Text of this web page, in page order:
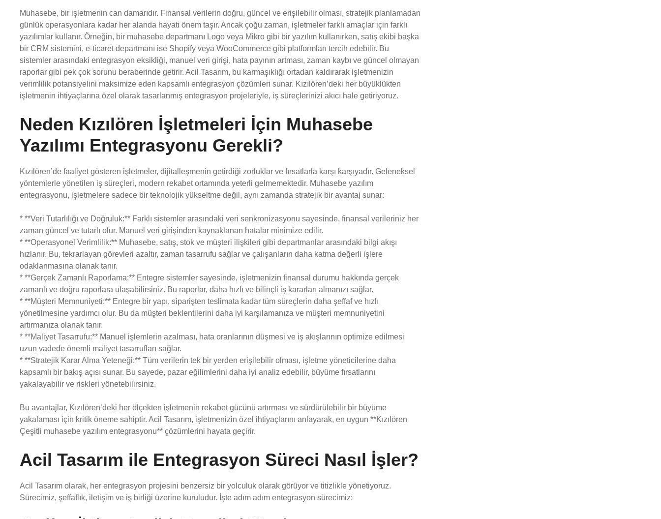
Muhasebe, bir işletmenin can damarıdır. Finansal verilerin doğru, güncel ve erişilebilir olması, stratejik planlamadan
günlük operasyonlara kadar her alanda hayati önem taşır. Ancak çoğu zaman, işletmeler farklı amaçlar için farklı
yazılımlar kullanır. Örneğin, bir muhasebe departmanı Logo veya Mikro gibi bir yazılım kullanırken, satış ekibi başka
bir CRM sistemini, e-ticaret departmanı ise Shopify veya WooCommerce gibi platformları tercih edebilir. Bu
sistemler arasındaki entegrasyon eksikliği, manuel veri girişi, hata payının artması, zaman kaybı ve güncel olmayan
raporlar gibi pek çok sorunu beraberinde getirir. Acil Tasarım, bu karmaşıklığı ortadan kaldırarak işletmenizin
verimlilik potansiyelini maksimize eden kapsamlı entegrasyon çözümleri sunar. Kızılören’deki her büyüklükten
işletmenin ihtiyaçlarına özel olarak tasarlanmış entegrasyon projeleriyle, iş süreçlerinizi akıcı hale getiriyoruz.
Neden Kızılören İşletmeleri İçin Muhasebe
Yazılımı Entegrasyonu Gerekli?
Kızılören’de faaliyet gösteren işletmeler, dijitalleşmenin getirdiği zorluklar ve fırsatlarla karşı karşıyadır. Geleneksel
yöntemlerle yönetilen iş süreçleri, modern rekabet ortamında yeterli gelmemektedir. Muhasebe yazılım
entegrasyonu, işletmelere sadece bir teknolojik yükseltme değil, aynı zamanda stratejik bir avantaj sunar:
* **Veri Tutarlılığı ve Doğruluk:** Farklı sistemler arasındaki veri senkronizasyonu sayesinde, finansal verileriniz her
zaman güncel ve tutarlı olur. Manuel veri girişinden kaynaklanan hatalar minimize edilir.
* **Operasyonel Verimlilik:** Muhasebe, satış, stok ve müşteri ilişkileri gibi departmanlar arasındaki bilgi akışı
hızlanır. Bu, tekrarlayan görevleri azaltır, zaman tasarrufu sağlar ve çalışanların daha katma değerli işlere
odaklanmasına olanak tanır.
* **Gerçek Zamanlı Raporlama:** Entegre sistemler sayesinde, işletmenizin finansal durumu hakkında gerçek
zamanlı ve doğru raporlara ulaşabilirsiniz. Bu raporlar, daha hızlı ve bilinçli iş kararları almanızı sağlar.
* **Müşteri Memnuniyeti:** Entegre bir yapı, siparişten teslimata kadar tüm süreçlerin daha şeffaf ve hızlı
yönetilmesine yardımcı olur. Bu da müşteri beklentilerini daha iyi karşılamanıza ve müşteri memnuniyetini
artırmanıza olanak tanır.
* **Maliyet Tasarrufu:** Manuel işlemlerin azalması, hata oranlarının düşmesi ve iş akışlarının optimize edilmesi
uzun vadede önemli maliyet tasarrufları sağlar.
* **Stratejik Karar Alma Yeteneği:** Tüm verilerin tek bir yerden erişilebilir olması, işletme yöneticilerine daha
kapsamlı bir bakış açısı sunar. Bu sayede, pazar eğilimlerini daha iyi analiz edebilir, büyüme fırsatlarını
yakalayabilir ve riskleri yönetebilirsiniz.
Bu avantajlar, Kızılören’deki her ölçekten işletmenin rekabet gücünü artırması ve sürdürülebilir bir büyüme
yakalaması için kritik öneme sahiptir. Acil Tasarım, işletmenizin özel ihtiyaçlarını anlayarak, en uygun **Kızılören
Çeşitli muhasebe yazılım entegrasyonu** çözümlerini hayata geçirir.
Acil Tasarım ile Entegrasyon Süreci Nasıl İşler?
Acil Tasarım olarak, her entegrasyon projesini benzersiz bir yolculuk olarak görüyor ve titizlikle yönetiyoruz.
Sürecimiz, şeffaflık, iletişim ve iş birliği üzerine kuruludur. İşte adım adım entegrasyon sürecimiz: